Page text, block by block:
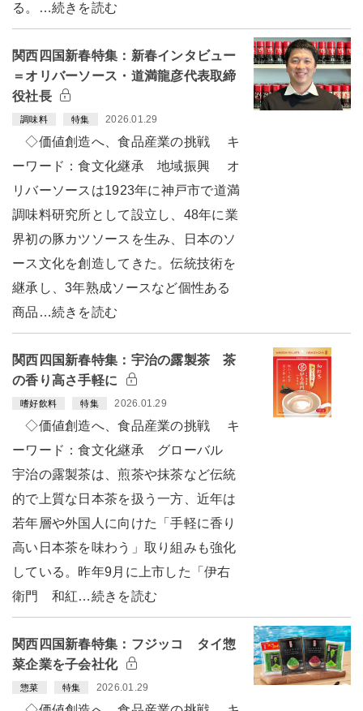
る。…続きを読む
関西四国新春特集：新春インタビュー
＝オリバーソース・道満龍彦代表取締
役社長
調味料 特集 2026.01.29
◇価値創造へ、食品産業の挑戦 キ
ーワード：食文化継承 地域振興 オ
リバーソースは1923年に神戸市で道満
調味料研究所として設立し、48年に業
界初の豚カツソースを生み、日本のソ
ース文化を創造してきた。伝統技術を
継承し、3年熟成ソースなど個性ある
商品…続きを読む
関西四国新春特集：宇治の露製茶 茶
の香り高さ手軽に
嗜好飲料 特集 2026.01.29
◇価値創造へ、食品産業の挑戦 キ
ーワード：食文化継承 グローバル
宇治の露製茶は、煎茶や抹茶など伝統
的で上質な日本茶を扱う一方、近年は
若年層や外国人に向けた「手軽に香り
高い日本茶を味わう」取り組みも強化
している。昨年9月に上市した「伊右
衛門 和紅…続きを読む
関西四国新春特集：フジッコ タイ惣
菜企業を子会社化
惣菜 特集 2026.01.29